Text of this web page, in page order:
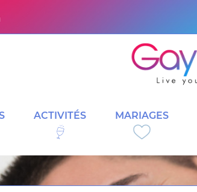
ACTIVITÉS MARIAGES